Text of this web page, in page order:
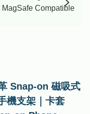
Snap-on 磁吸式
機支架｜卡套